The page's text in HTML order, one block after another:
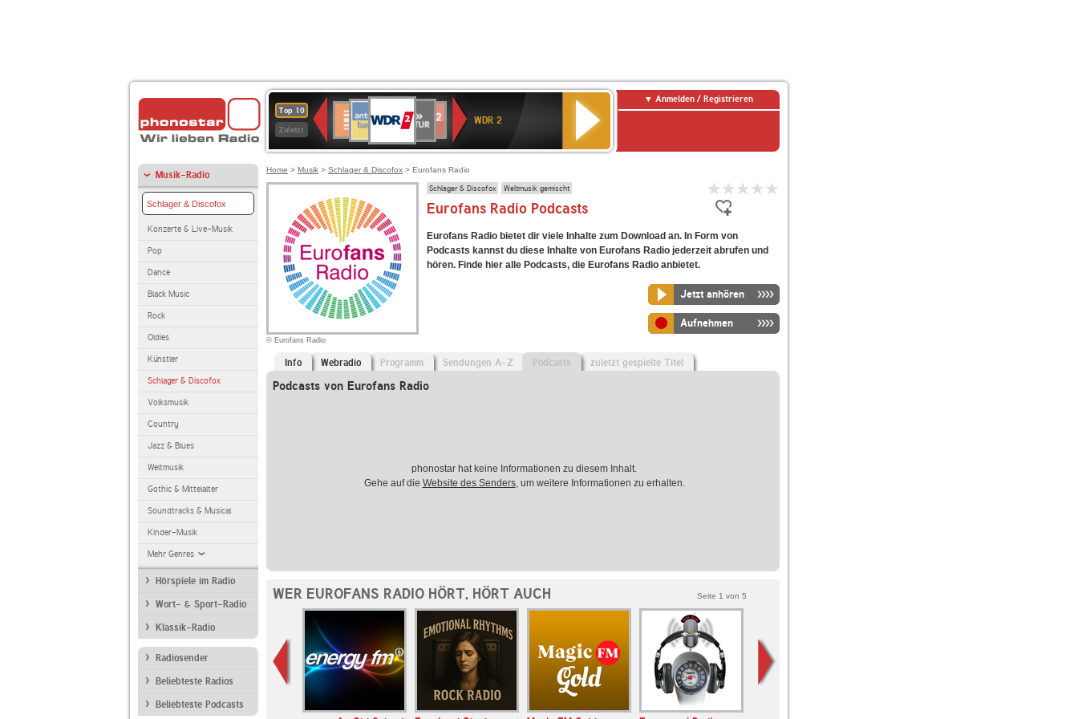
Top 10
Zuletzt
Deutschlandfunk
90er
OLDIE
ANTENNE
4
KLASSIK
Deutschlandfunk
KulturBAYERN
2
Kultur
NDR
2
WDR 2
Anmelden / Registrieren
Musik-Radio
Schlager & Discofox
Konzerte & Live-Musik
Pop
Dance
Black Music
Rock
Oldies
Künstler
Schlager & Discofox
Volksmusik
Country
Jazz & Blues
Weltmusik
Gothic & Mittelalter
Soundtracks & Musical
Kinder-Musik
Mehr Genres
Hörspiele im Radio
Wort- & Sport-Radio
Klassik-Radio
Radiosender
Beliebteste Radios
Beliebteste Podcasts
Home > Musik > Schlager & Discofox > Eurofans Radio
© Eurofans Radio
Schlager & Discofox Weltmusik gemischt
Eurofans Radio Podcasts
Eurofans Radio bietet dir viele Inhalte zum Download an. In Form von
Podcasts kannst du diese Inhalte von Eurofans Radio jederzeit abrufen und
hören. Finde hier alle Podcasts, die Eurofans Radio anbietet.
Jetzt anhören
Aufnehmen
Info Webradio Programm Sendungen A-Z Podcasts zuletzt gespielte Titel
Podcasts von Eurofans Radio
phonostar hat keine Informationen zu diesem Inhalt.
Gehe auf die Website des Senders, um weitere Informationen zu erhalten.
WER EUROFANS RADIO HÖRT, HÖRT AUCH Seite 1 von 5